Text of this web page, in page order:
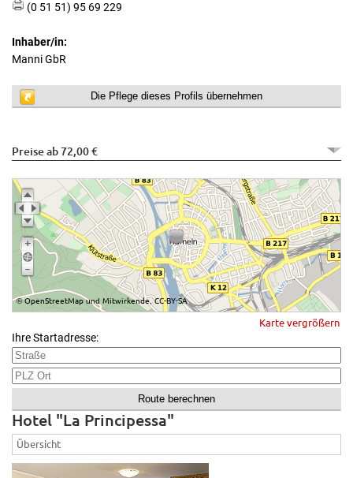
(0 51 51) 95 69 229
Inhaber/in:
Manni GbR
Die Pflege dieses Profils übernehmen
Preise ab 72,00 €
©OpenStreetMapund Mitwirkende ,CC-BY-SA
Karte vergrößern
Ihre Startadresse:
Hotel "La Principessa"
Übersicht